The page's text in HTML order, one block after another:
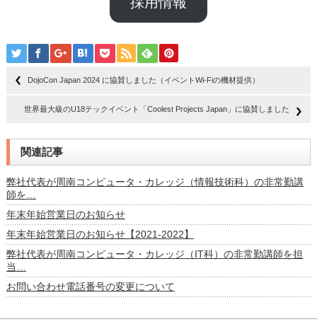
DojoCon Japan 2024 に協賛しました（イベントWi-Fiの機材提供）
世界最大級のU18テックイベント「Coolest Projects Japan」に協賛しました
関連記事
弊社代表が周南コンピュータ・カレッジ（情報技術科）の非常勤講
師を…
年末年始営業日のお知らせ
年末年始営業日のお知らせ【2021-2022】
弊社代表が周南コンピュータ・カレッジ（IT科）の非常勤講師を担
当…
お問い合わせ電話番号の変更について